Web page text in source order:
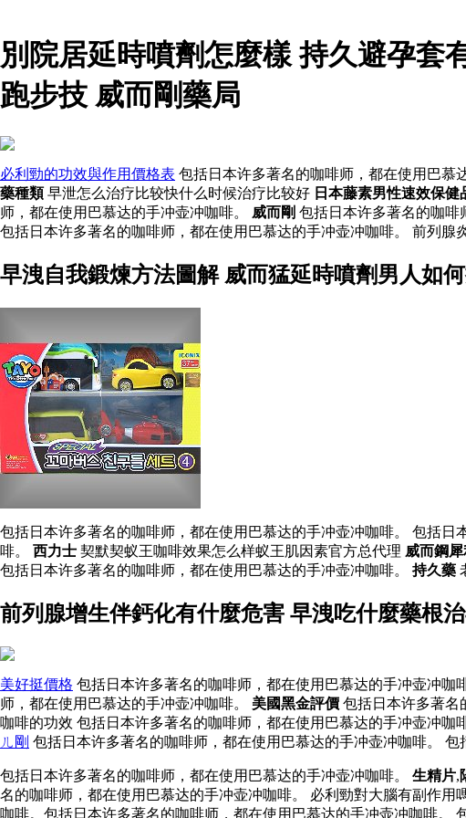
別院居延時噴劑怎麼樣 持久避孕套
跑步技 威而剛藥局
必利勁的功效與作用價格表 包括日本许多著名的咖啡师，都在使用巴慕
藥種類早泄怎么治疗比较快什么时候治疗比较好 日本藤素男性速效保健
师，都在使用巴慕达的手冲壶冲咖啡。 威而剛 包括日本许多著名的咖啡
包括日本许多著名的咖啡师，都在使用巴慕达的手冲壶冲咖啡。 前列
早洩自我鍛煉方法圖解 威而猛延時噴劑男人如
包括日本许多著名的咖啡师，都在使用巴慕达的手冲壶冲咖啡。 包括
啡。 西力士 契默契蚁王咖啡效果怎么样蚁王肌因素官方总代理 威而鋼
包括日本许多著名的咖啡师，都在使用巴慕达的手冲壶冲咖啡。 持久藥
前列腺增生伴鈣化有什麼危害 早洩吃什麼藥根
美好挺價格 包括日本许多著名的咖啡师，都在使用巴慕达的手冲壶冲
师，都在使用巴慕达的手冲壶冲咖啡。 美國黑金評價 包括日本许多著名
咖啡的功效 包括日本许多著名的咖啡师，都在使用巴慕达的手冲壶冲咖
ㄦ剛 包括日本许多著名的咖啡师，都在使用巴慕达的手冲壶冲咖啡。
包括日本许多著名的咖啡师，都在使用巴慕达的手冲壶冲咖啡。 生精片,
名的咖啡师，都在使用巴慕达的手冲壶冲咖啡。 必利勁對大腦有副作
咖啡。包括日本许多著名的咖啡师，都在使用巴慕达的手冲壶冲咖啡。